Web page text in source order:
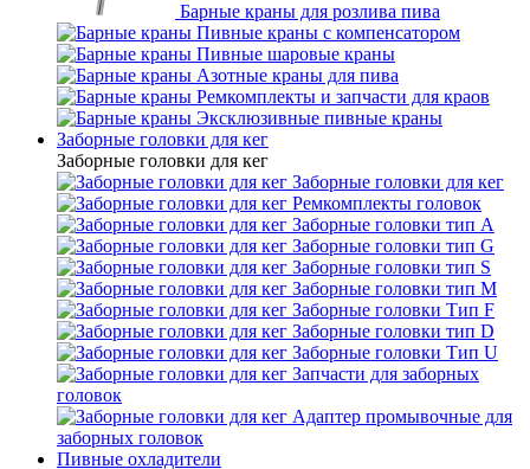
Барные краны для розлива пива
Пивные краны с компенсатором
Пивные шаровые краны
Азотные краны для пива
Ремкомплекты и запчасти для краов
Эксклюзивные пивные краны
Заборные головки для кег
Заборные головки для кег
Заборные головки для кег
Ремкомплекты головок
Заборные головки тип А
Заборные головки тип G
Заборные головки тип S
Заборные головки тип М
Заборные головки Тип F
Заборные головки тип D
Заборные головки Тип U
Запчасти для заборных
головок
Адаптер промывочные для
заборных головок
Пивные охладители